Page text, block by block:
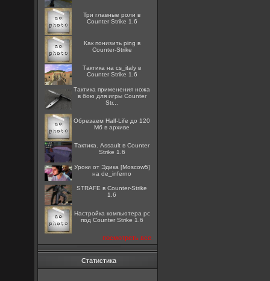
Три главные роли в
Counter Strike 1.6
Как понизить ping в
Counter-Strike
Тактика на cs_italy в
Counter Strike 1.6
Тактика применения ножа
в бою для игры Counter
Str...
Обрезаем Half-Life до 120
Мб в архиве
Тактика. Assault в Counter
Strike 1.6
Уроки от Эдика [Moscow5]
на de_inferno
STRAFE в Counter-Strike
1.6
Настройка компьютера pc
под Counter Strike 1.6
посмотреть все
Статистика